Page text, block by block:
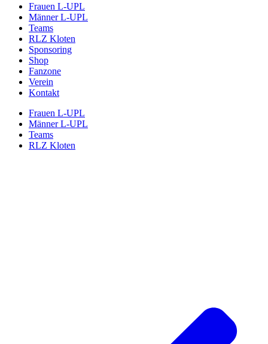
Frauen L-UPL
Männer L-UPL
Teams
RLZ Kloten
Sponsoring
Shop
Fanzone
Verein
Kontakt
Frauen L-UPL
Männer L-UPL
Teams
RLZ Kloten